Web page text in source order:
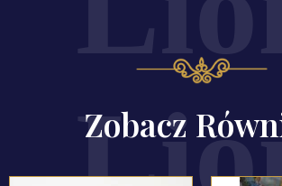
Zobacz